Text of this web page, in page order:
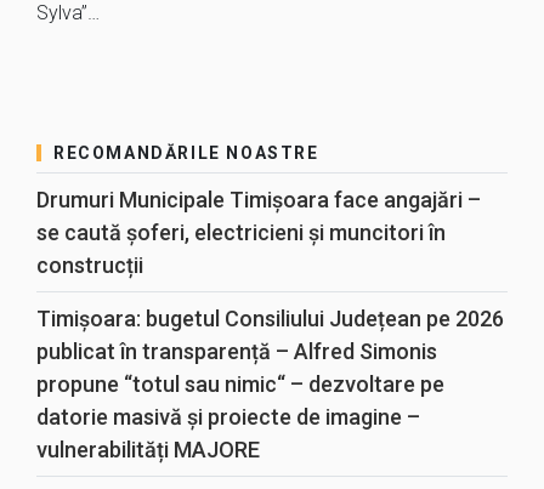
Sylva”…
RECOMANDĂRILE NOASTRE
Drumuri Municipale Timișoara face angajări –
se caută șoferi, electricieni și muncitori în
construcții
Timișoara: bugetul Consiliului Județean pe 2026
publicat în transparență – Alfred Simonis
propune “totul sau nimic“ – dezvoltare pe
datorie masivă și proiecte de imagine –
vulnerabilități MAJORE